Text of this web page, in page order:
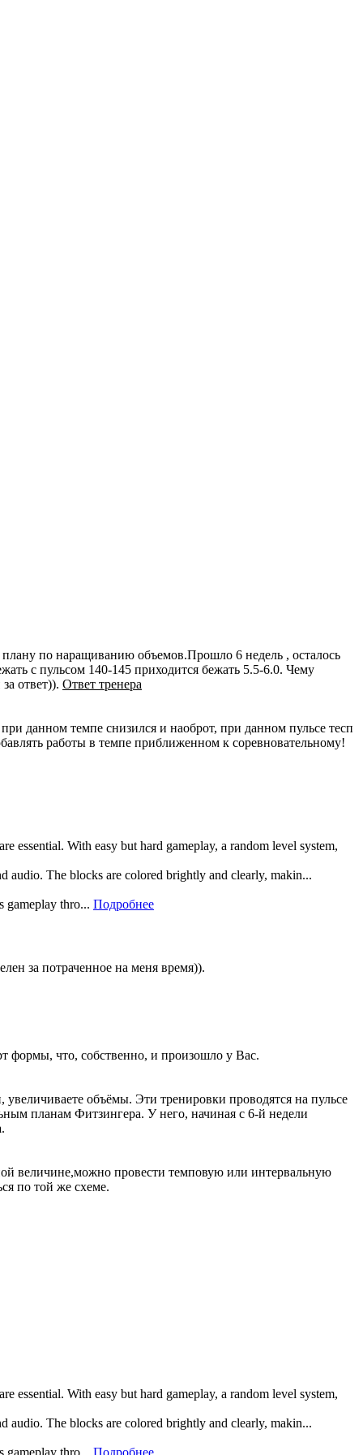
по наращиванию объемов.Прошло 6 недель , осталось
с пульсом 140-145 приходится бежать 5.5-6.0. Чему
ответ)). Ответ тренера
данном темпе снизился и наоброт, при данном пульсе тесп
работы в темпе приближенном к соревновательному!
essential. With easy but hard gameplay, a random level system,
audio. The blocks are colored brightly and clearly, makin...
gameplay thro... Подробнее
за потраченное на меня время)).
формы, что, собственно, и произошло у Вас.
объёмы. Эти тренировки проводятся на пульсе
планам Фитзингера. У него, начиная с 6-й недели
величине,можно провести темповую или интервальную
по той же схеме.
essential. With easy but hard gameplay, a random level system,
audio. The blocks are colored brightly and clearly, makin...
gameplay thro... Подробнее